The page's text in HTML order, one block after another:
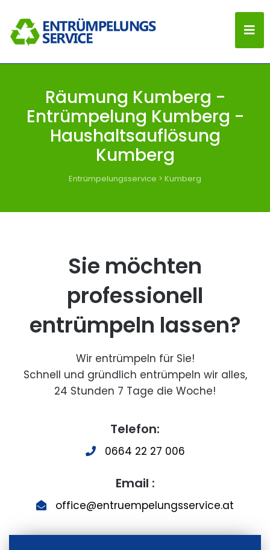
Räumung Kumberg -
Entrümpelung Kumberg -
Haushaltsauflösung
Kumberg
Entrümpelungsservice > Kumberg
Sie möchten
professionell
entrümpeln lassen?
Wir entrümpeln für Sie!
Schnell und gründlich entrümpeln wir alles,
24 Stunden 7 Tage die Woche!
Telefon:
0664 22 27 006
Email :
office@entruempelungsservice.at